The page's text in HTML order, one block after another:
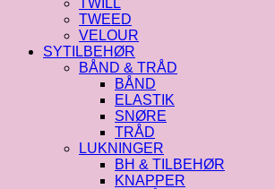
TWEED
VELOUR
SYTILBEHØR
BÅND & TRÅD
BÅND
ELASTIK
SNØRE
TRÅD
LUKNINGER
BH & TILBEHØR
KNAPPER